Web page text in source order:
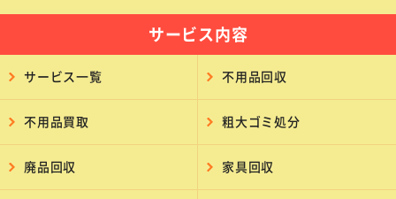
サービス内容
サービス一覧 不用品回収
不用品買取 粗大ゴミ処分
廃品回収 家具回収